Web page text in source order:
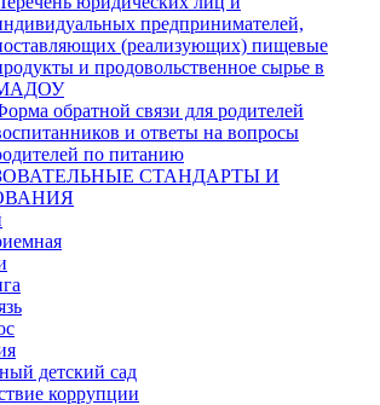
предпринимателей,
(реализующих) пищевые
и продовольственное сырье в
обратной связи для родителей
и ответы на вопросы
по питанию
СТАНДАРТЫ И
детский сад
коррупции